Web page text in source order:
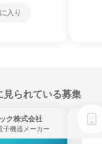
入り
見られている募集
ク株式会社
子機器メーカー